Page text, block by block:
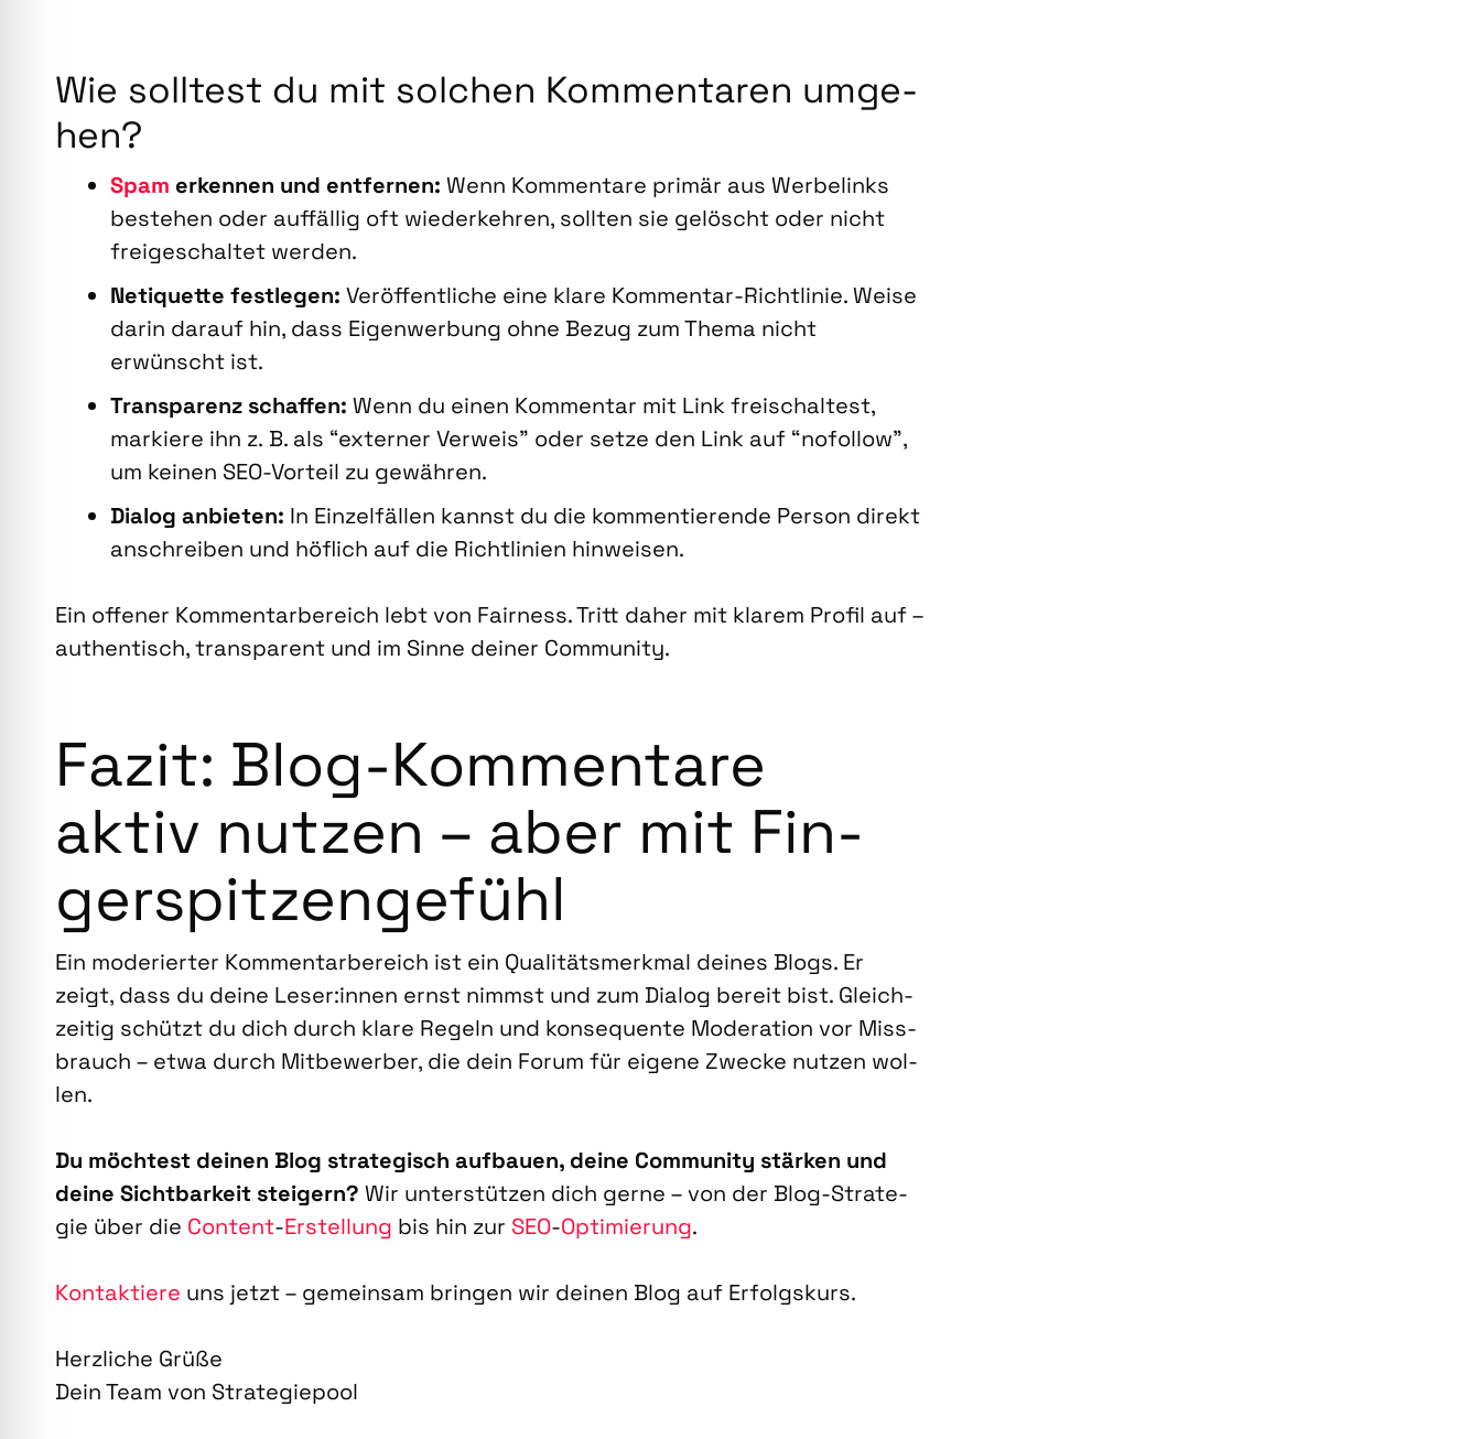
Wie soll­test du mit sol­chen Kom­men­ta­ren umge­
hen?
Spam erken­nen und ent­fer­nen: Wenn Kom­men­ta­re pri­mär aus Wer­be­links
bestehen oder auf­fäl­lig oft wie­der­keh­ren, soll­ten sie gelöscht oder nicht
frei­ge­schal­tet wer­den.
Neti­quet­te fest­le­gen: Ver­öf­fent­li­che eine kla­re Kom­men­tar-Richt­li­nie. Wei­se
dar­in dar­auf hin, dass Eigen­wer­bung ohne Bezug zum The­ma nicht
erwünscht ist.
Trans­pa­renz schaf­fen: Wenn du einen Kom­men­tar mit Link frei­schal­test,
mar­kie­re ihn z. B. als “exter­ner Ver­weis” oder set­ze den Link auf “nofol­low”,
um kei­nen SEO-Vor­teil zu gewäh­ren.
Dia­log anbie­ten: In Ein­zel­fäl­len kannst du die kom­men­tie­ren­de Per­son direkt
anschrei­ben und höf­lich auf die Richt­li­ni­en hin­wei­sen.
Ein offe­ner Kom­men­tar­be­reich lebt von Fair­ness. Tritt daher mit kla­rem Pro­fil auf –
authen­tisch, trans­pa­rent und im Sin­ne dei­ner Com­mu­ni­ty.
Fazit: Blog-Kom­men­ta­re
aktiv nut­zen – aber mit Fin­
ger­spit­zen­ge­fühl
Ein mode­rier­ter Kom­men­tar­be­reich ist ein Qua­li­täts­merk­mal dei­nes Blogs. Er
zeigt, dass du dei­ne Leser:innen ernst nimmst und zum Dia­log bereit bist. Gleich­
zei­tig schützt du dich durch kla­re Regeln und kon­se­quen­te Mode­ra­ti­on vor Miss­
brauch – etwa durch Mit­be­wer­ber, die dein Forum für eige­ne Zwe­cke nut­zen wol­
len.
Du möch­test dei­nen Blog stra­te­gisch auf­bau­en, dei­ne Com­mu­ni­ty stär­ken und
dei­ne Sicht­bar­keit stei­gern? Wir unter­stüt­zen dich ger­ne – von der Blog-Stra­te­
gie über die Con­tent-Erstel­lung bis hin zur SEO-Opti­mie­rung.
Kon­tak­tie­re uns jetzt – gemein­sam brin­gen wir dei­nen Blog auf Erfolgs­kurs.
Herz­li­che Grü­ße
Dein Team von Stra­te­gie­pool